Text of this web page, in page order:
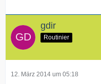
gdir
Routinier
12. März 2014 um 05:18